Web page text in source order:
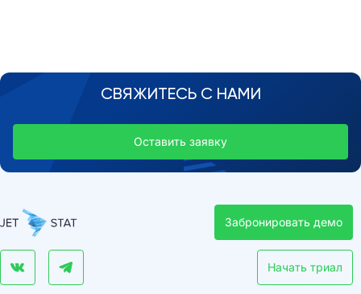
СВЯЖИТЕСЬ С НАМИ
Оставить заявку
Забронировать демо
Начать триал